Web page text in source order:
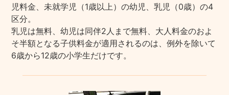
児料金、未就学児（1歳以上）の幼児、乳児（0歳）の4
区分。
乳児は無料、幼児は同伴2人まで無料、大人料金のおよ
そ半額となる子供料金が適用されるのは、例外を除いて
6歳から12歳の小学生だけです。